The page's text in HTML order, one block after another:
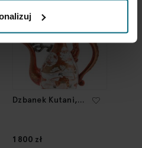
Dzbanek Kutani,
1 800 zł